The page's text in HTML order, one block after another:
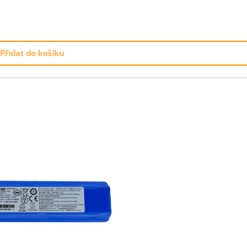
Přidat do košíku